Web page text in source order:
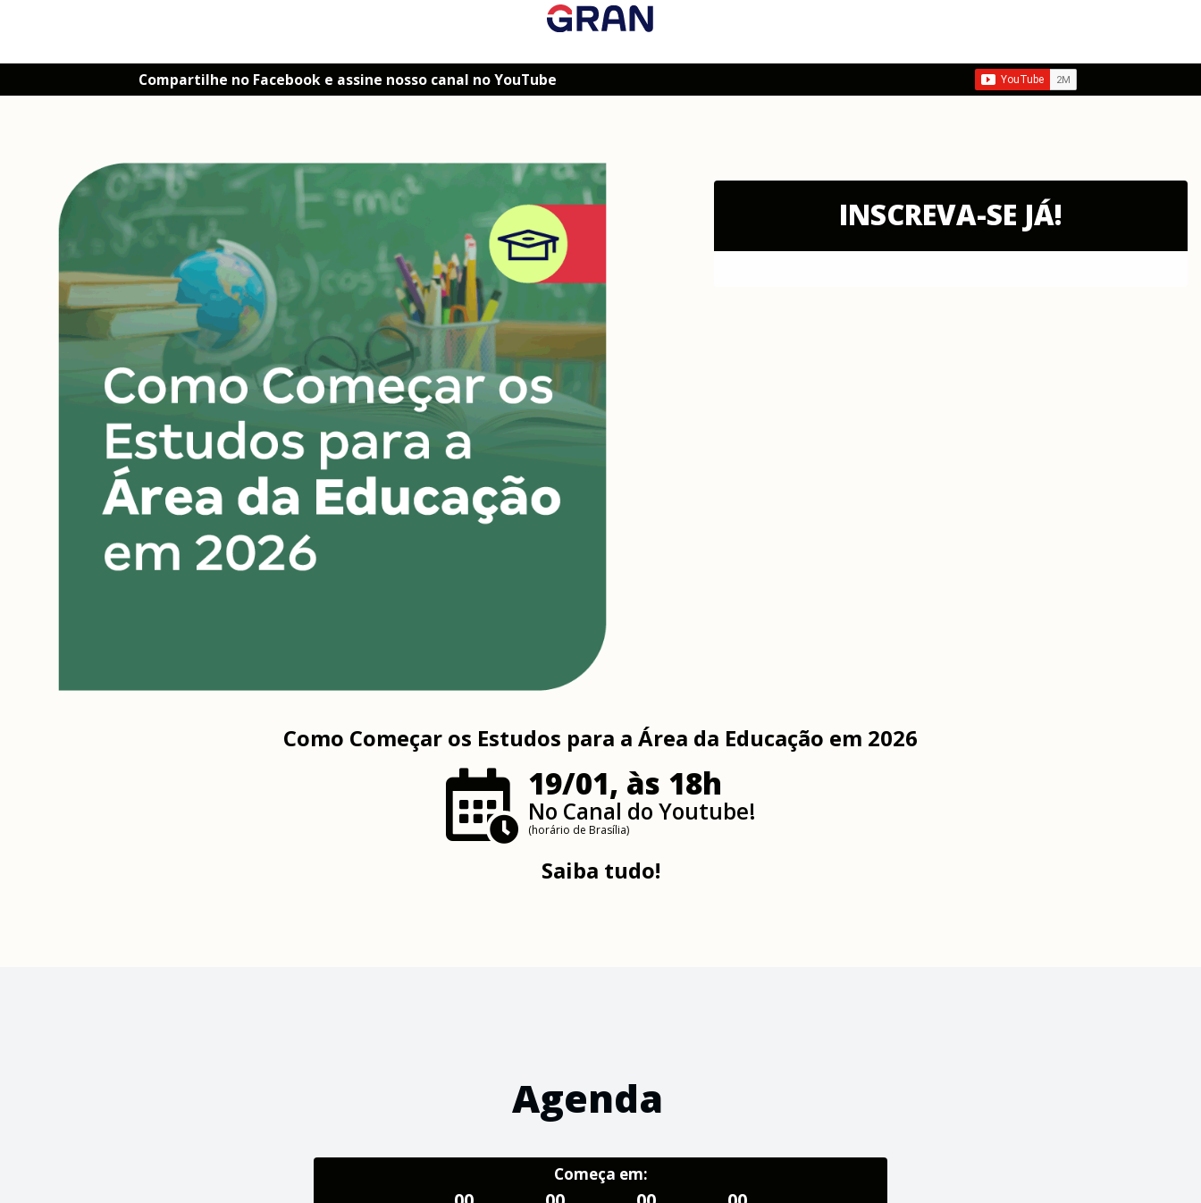
Compartilhe no Facebook e assine nosso canal no YouTube
INSCREVA-SE JÁ!
Como Começar os Estudos para a Área da Educação em 2026
19/01, às 18h
No Canal do Youtube!
(horário de Brasília)
Saiba tudo!
Agenda
Começa em: